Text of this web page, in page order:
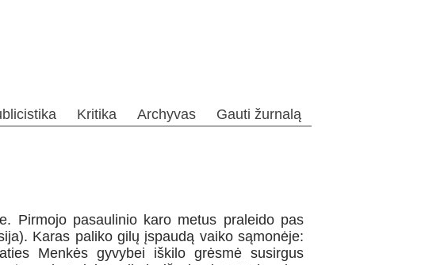
Kritika Archyvas Gauti žurnalą
Pirmojo pasaulinio karo metus praleido pas
Karas paliko gilų įspaudą vaiko sąmonėje:
Menkės gyvybei iškilo grėsmė susirgus